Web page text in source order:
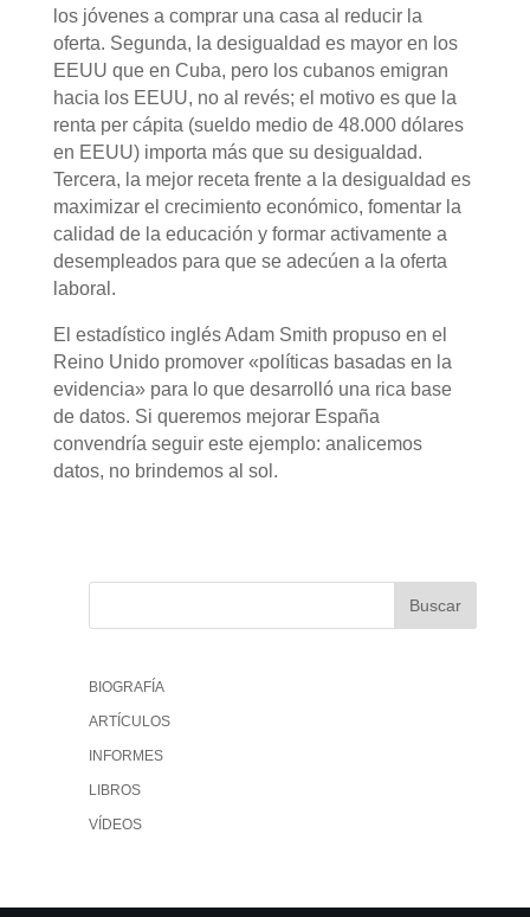
los jóvenes a comprar una casa al reducir la
oferta. Segunda, la desigualdad es mayor en los
EEUU que en Cuba, pero los cubanos emigran
hacia los EEUU, no al revés; el motivo es que la
renta per cápita (sueldo medio de 48.000 dólares
en EEUU) importa más que su desigualdad.
Tercera, la mejor receta frente a la desigualdad es
maximizar el crecimiento económico, fomentar la
calidad de la educación y formar activamente a
desempleados para que se adecúen a la oferta
laboral.
El estadístico inglés Adam Smith propuso en el
Reino Unido promover «políticas basadas en la
evidencia» para lo que desarrolló una rica base
de datos. Si queremos mejorar España
convendría seguir este ejemplo: analicemos
datos, no brindemos al sol.
BIOGRAFÍA
ARTÍCULOS
INFORMES
LIBROS
VÍDEOS